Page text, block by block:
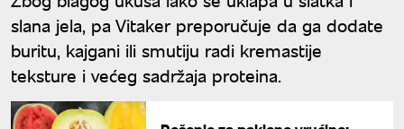
slana jela, pa Vitaker preporučuje da ga dodate
buritu, kajgani ili smutiju radi kremastije
teksture i većeg sadržaja proteina.